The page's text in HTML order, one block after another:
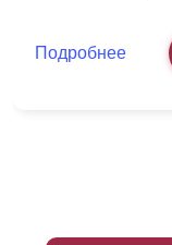
170
зависимости
полный каталог
Подробнее